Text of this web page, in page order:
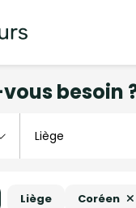
besoin
Liège Coréen